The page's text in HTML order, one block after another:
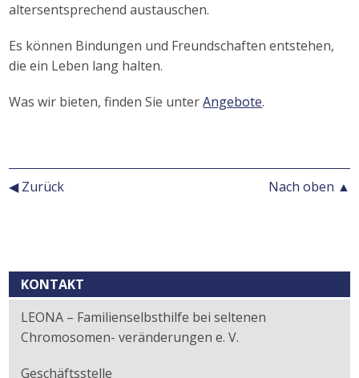
altersentsprechend austauschen.
Es können Bindungen und Freundschaften entstehen,
die ein Leben lang halten.
Was wir bieten, finden Sie unterAngebote.
◀ Zurück Nach oben ▲
Kontext
KONTAKT
LEONA – Familienselbsthilfe bei seltenen
Chromosomen- veränderungen e. V.
Geschäftsstelle